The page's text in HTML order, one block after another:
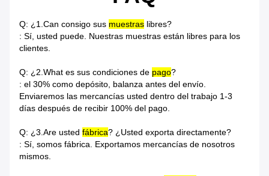
Q: ¿1.Can consigo sus muestras libres?
: Sí, usted puede. Nuestras muestras están libres para los
clientes.
Q: ¿2.What es sus condiciones de pago?
: el 30% como depósito, balanza antes del envío.
Enviaremos las mercancías usted dentro del trabajo 1-3
días después de recibir 100% del pago.
Q: ¿3.Are usted fábrica? ¿Usted exporta directamente?
: Sí, somos fábrica. Exportamos mercancías de nosotros
mismos.